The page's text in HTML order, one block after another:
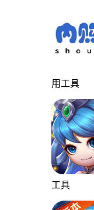
用工具
工具